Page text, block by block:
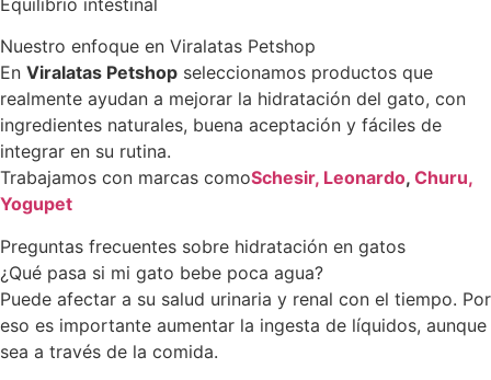
Nuestro enfoque en Viralatas Petshop
En Viralatas Petshop seleccionamos productos que
realmente ayudan a mejorar la hidratación del gato, con
ingredientes naturales, buena aceptación y fáciles de
integrar en su rutina.
Trabajamos con marcas comoSchesir, Leonardo, Churu,
Yogupet
Preguntas frecuentes sobre hidratación en gatos
¿Qué pasa si mi gato bebe poca agua?
Puede afectar a su salud urinaria y renal con el tiempo. Por
eso es importante aumentar la ingesta de líquidos, aunque
sea a través de la comida.